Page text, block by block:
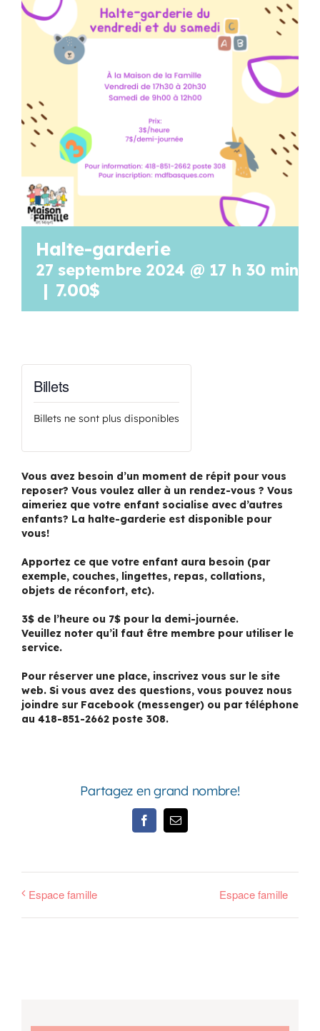
Programmation
Panier
OFFRES D’EMPLOI
Halte-garderie
27 septembre 2024 @ 17 h 30 min
| 7.00$
Billets
Billets ne sont plus disponibles
Vous avez besoin d’un moment de répit pour vous
reposer? Vous voulez aller à un rendez-vous ? Vous
aimeriez que votre enfant socialise avec d’autres
enfants? La halte-garderie est disponible pour
vous!
Apportez ce que votre enfant aura besoin (par
exemple, couches, lingettes, repas, collations,
objets de réconfort, etc).
3$ de l’heure ou 7$ pour la demi-journée.
Veuillez noter qu’il faut être membre pour utiliser le
service.
Pour réserver une place, inscrivez vous sur le site
web. Si vous avez des questions, vous pouvez nous
joindre sur Facebook (messenger) ou par téléphone
au 418-851-2662 poste 308.
Partagez en grand nombre!
FacebookEmail
Espace famille Espace famille